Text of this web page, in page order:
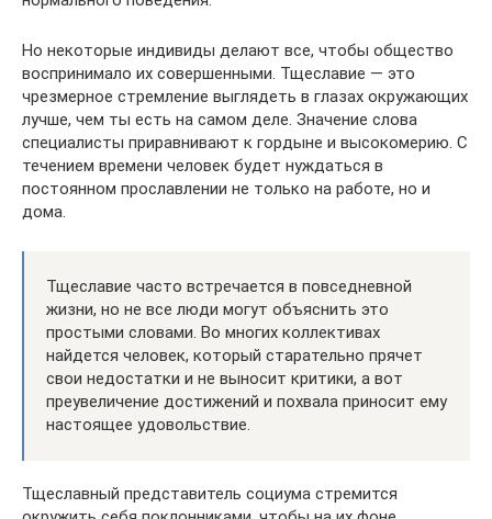
Но некоторые индивиды делают все, чтобы общество
воспринимало их совершенными. Тщеславие — это
чрезмерное стремление выглядеть в глазах окружающих
лучше, чем ты есть на самом деле. Значение слова
специалисты приравнивают к гордыне и высокомерию. С
течением времени человек будет нуждаться в
постоянном прославлении не только на работе, но и
дома.
Тщеславие часто встречается в повседневной
жизни, но не все люди могут объяснить это
простыми словами. Во многих коллективах
найдется человек, который старательно прячет
свои недостатки и не выносит критики, а вот
преувеличение достижений и похвала приносит ему
настоящее удовольствие.
Тщеславный представитель социума стремится